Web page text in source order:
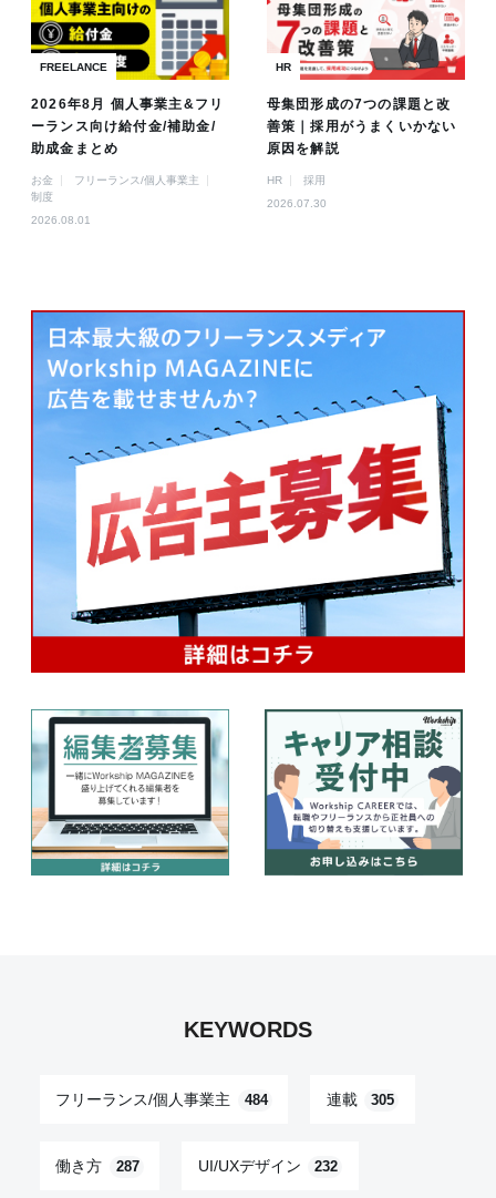
FREELANCE
2026年8月 個人事業主&フリ
ーランス向け給付金/補助金/
助成金まとめ
お金
フリーランス/個人事業主
制度
2026.08.01
HR
母集団形成の7つの課題と改
善策｜採用がうまくいかない
原因を解説
HR
採用
2026.07.30
KEYWORDS
フリーランス/個人事業主 484 連載 305
働き方 287 UI/UXデザイン 232